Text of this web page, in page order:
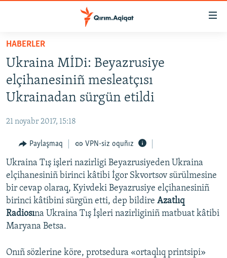
Esas
qaytmaq
Baş
navigatsiyağa
qaytmaq
Qıdıruvğa
qaytmaq
HABERLER
SİYASET
İQTİSADİYAT
MEDENİYET
İNSAN AQLARI
VİDEO
SÜRET
BLOGLAR
FİKİR
Русский
HABERLER
Ukraina MİDi: Beyazrusiye
elçihanesiniñ mesleatçısı
Ukrainadan sürgün etildi
21 noyabr 2017, 15:18
Paylaşmaq VPN-siz oquñız
Ukraina Tış işleri nazirligi Beyazrusiyeden Ukraina
elçihanesiniñ birinci kâtibi İgor Skvortsov sürülmesine
bir cevap olaraq, Kyivdeki Beyazrusiye elçihanesiniñ
birinci kâtibini sürgün etti, dep bildire Azatlıq
Radiosına Ukraina Tış İşleri nazirliginiñ matbuat kâtibi
Maryana Betsa.
Onıñ sözlerine köre, protsedura «ortaqlıq printsipi»